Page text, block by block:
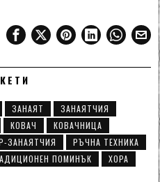
ЗАНАЯТ
ЗАНАЯТЧИЯ
КОВАЧ
КОВАЧНИЦА
ЗАНАЯТЧИЯ
РЪЧНА ТЕХНИКА
ПОМИНЪК ХОРА